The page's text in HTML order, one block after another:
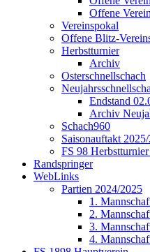
Offene
Vereinspokal
Offene Blitz-
Herbstturnier
Archiv
Osterschnellschach
Endstand
Archiv
Schach960
Saisonauftakt
FS 98
Randspringer
WebLinks
Partien 2024/2025
1.
2.
3.
4.